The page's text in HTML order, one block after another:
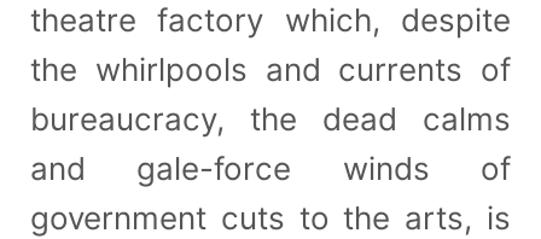
theatre factory which, despite
the whirlpools and currents of
bureaucracy, the dead calms
and gale-force winds of
government cuts to the arts, is